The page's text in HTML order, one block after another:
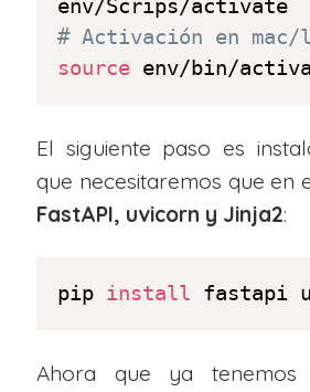
# Activación en
source env/bin/
El siguiente paso es
que necesitaremos que en
FastAPI, uvicorn y Jinja2:
pip install fastapi
Ahora que ya tenemos